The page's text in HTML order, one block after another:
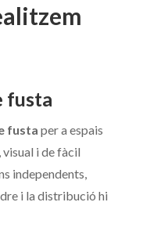
fusta
fusta per a espais
i de fàcil
independents,
i la distribució hi